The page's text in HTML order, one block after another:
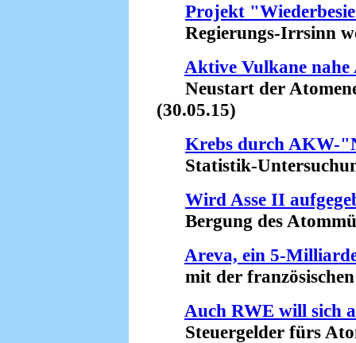
Projekt
Regierungs-Irrsinn
Aktive Vulkane
Neustart der
(30.05.15)
Krebs durch AKW-
Statistik-
Wird Asse II
Bergung des
Areva, ein 5-
mit der französischen
Auch RWE will sich
Steuergelder fürs